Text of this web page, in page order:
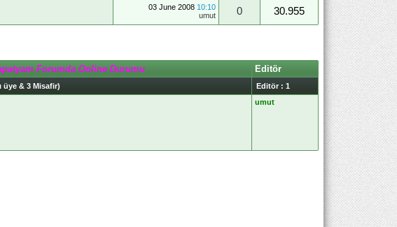
03 June 2008 10:10
umut
0 30.955
Forumda Online Durumu Editör
üye & 3 Misafir)
Editör : 1
umut